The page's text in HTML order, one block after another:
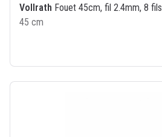
Vollrath Fouet 45cm, fil 2.4mm, 8 fils
45 cm